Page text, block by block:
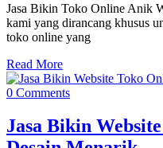
Jasa Bikin Toko Online Anik
kami yang dirancang khusus
toko online yang
Read More
0 Comments
Jasa Bikin